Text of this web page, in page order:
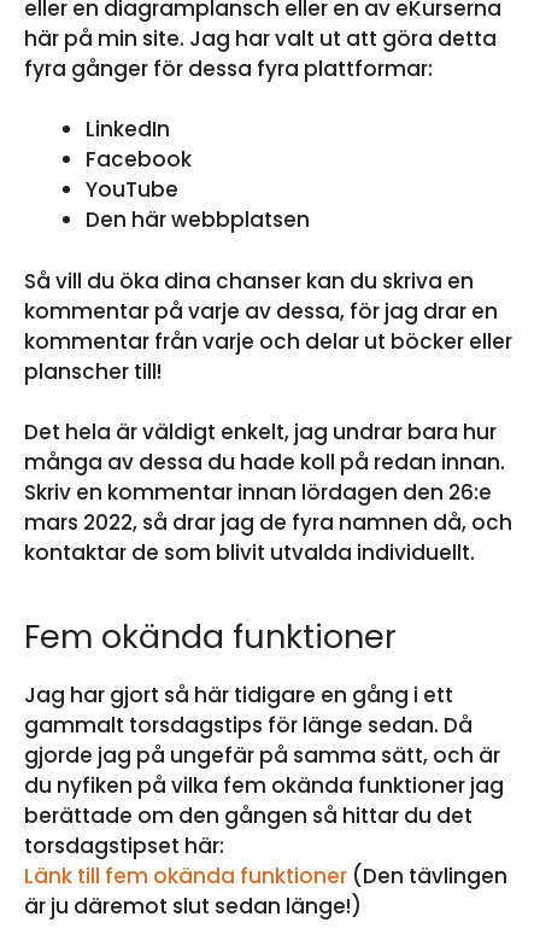
eller en diagramplansch eller en av eKurserna
här på min site. Jag har valt ut att göra detta
fyra gånger för dessa fyra plattformar:
LinkedIn
Facebook
YouTube
Den här webbplatsen
Så vill du öka dina chanser kan du skriva en
kommentar på varje av dessa, för jag drar en
kommentar från varje och delar ut böcker eller
planscher till!
Det hela är väldigt enkelt, jag undrar bara hur
många av dessa du hade koll på redan innan.
Skriv en kommentar innan lördagen den 26:e
mars 2022, så drar jag de fyra namnen då, och
kontaktar de som blivit utvalda individuellt.
Fem okända funktioner
Jag har gjort så här tidigare en gång i ett
gammalt torsdagstips för länge sedan. Då
gjorde jag på ungefär på samma sätt, och är
du nyfiken på vilka fem okända funktioner jag
berättade om den gången så hittar du det
torsdagstipset här:
Länk till fem okända funktioner (Den tävlingen
är ju däremot slut sedan länge!)